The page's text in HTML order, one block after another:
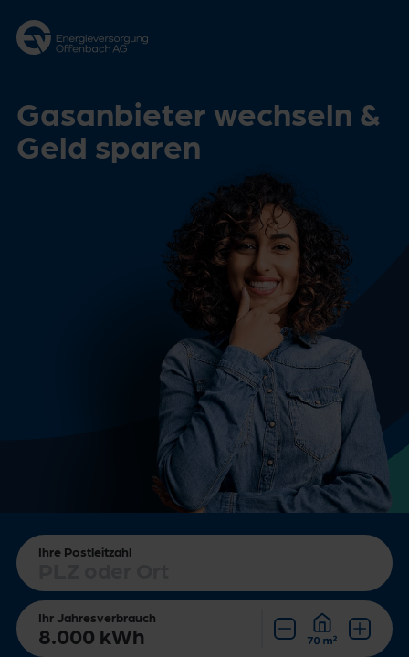
Zum Hauptinhalt springen
Zur Footernavigation springen
Gasanbieter wechseln &
Geld sparen
Ihre Postleitzahl
Ihr Jahresverbrauch